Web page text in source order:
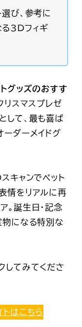
び、参考に
る3Dフィギ
グッズのおすす
リスマスプレゼ
して、最も喜ば
ーダーメイドグ
キャンでペット
情をリアルに再
。誕生日・記念
物になる特別な
してみてくださ
トはこちら